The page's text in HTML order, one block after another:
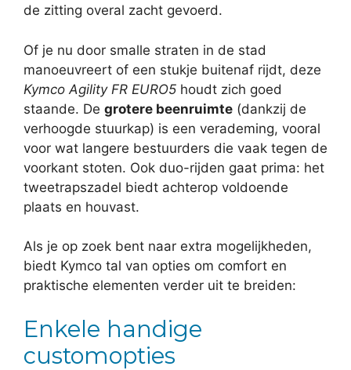
de zitting overal zacht gevoerd.
Of je nu door smalle straten in de stad
manoeuvreert of een stukje buitenaf rijdt, deze
Kymco Agility FR EURO5 houdt zich goed
staande. De grotere beenruimte (dankzij de
verhoogde stuurkap) is een verademing, vooral
voor wat langere bestuurders die vaak tegen de
voorkant stoten. Ook duo-rijden gaat prima: het
tweetrapszadel biedt achterop voldoende
plaats en houvast.
Als je op zoek bent naar extra mogelijkheden,
biedt Kymco tal van opties om comfort en
praktische elementen verder uit te breiden:
Enkele handige
customopties